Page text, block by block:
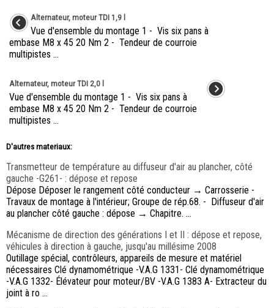
Alternateur, moteur TDI 1,9 l
Vue d'ensemble du montage 1 - Vis six pans à
embase M8 x 45 20 Nm 2 - Tendeur de courroie
multipistes ...
Alternateur, moteur TDI 2,0 l
Vue d'ensemble du montage 1 - Vis six pans à
embase M8 x 45 20 Nm 2 - Tendeur de courroie
multipistes ...
D'autres materiaux:
Transmetteur de température au diffuseur d'air au plancher, côté
gauche -G261- : dépose et repose
Dépose Déposer le rangement côté conducteur → Carrosserie -
Travaux de montage à l'intérieur; Groupe de rép.68. - Diffuseur d'air
au plancher côté gauche : dépose → Chapitre. ...
Mécanisme de direction des générations I et II : dépose et repose,
véhicules à direction à gauche, jusqu'au millésime 2008
Outillage spécial, contrôleurs, appareils de mesure et matériel
nécessaires Clé dynamométrique -V.A.G 1331- Clé dynamométrique
-V.A.G 1332- Élévateur pour moteur/BV -V.A.G 1383 A- Extracteur du
joint à ro ...